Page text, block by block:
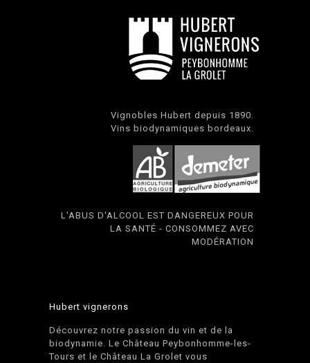
Vignobles Hubert depuis 1890.
Vins biodynamiques bordeaux.
L'ABUS D'ALCOOL EST DANGEREUX POUR
LA SANTÉ - CONSOMMEZ AVEC
MODÉRATION
Hubert vignerons
Découvrez notre passion du vin et de la
biodynamie. Le Château Peybonhomme-les-
Tours et le Château La Grolet vous